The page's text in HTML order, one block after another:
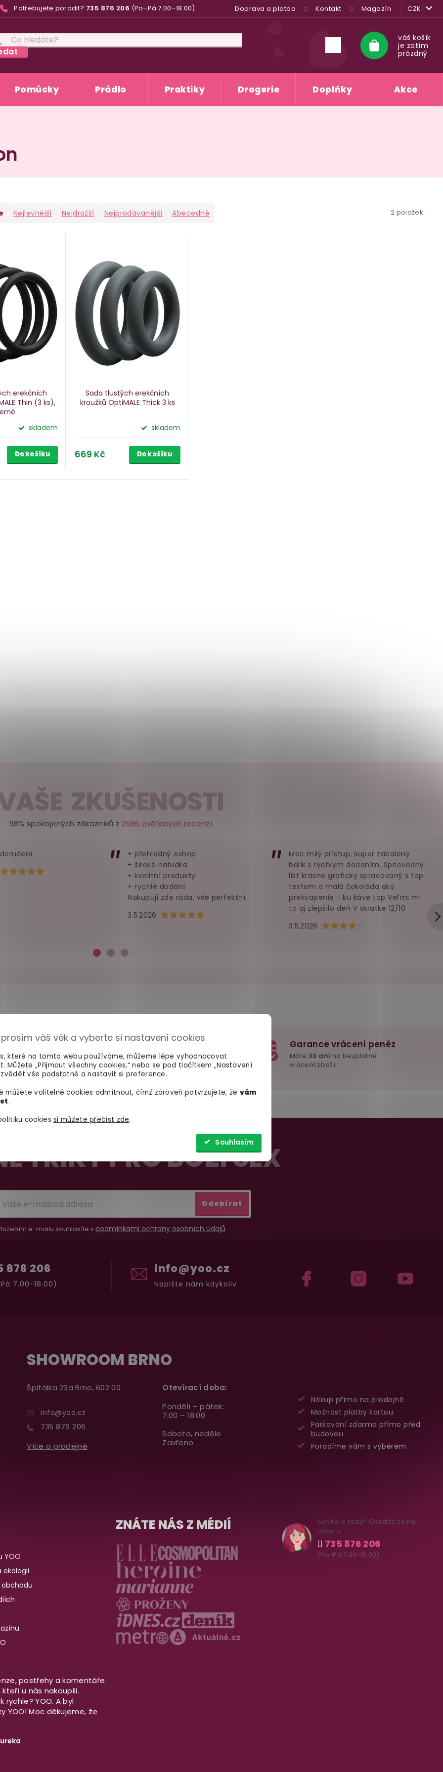
váš věk a vyberte si nastavení cookies.
které na tomto webu používáme, můžeme lépe vyhodnocovat
Můžete „Přijmout všechny cookies,“ nebo se pod tlačítkem „Nastavení
vše podstatné a nastavit si preference.
můžete volitelné cookies odmítnout, čímž zároveň potvrzujete, že vám
.
cookiessi můžete přečíst zde.
Souhlasím
Potřebujete poradit? 735 876 206 (Po–Pá 7.00–18.00) Doprava a platba Kontakt Magazín CZK
Nákupní
košík
váš košík
je zatím
prázdný
Pomůcky Prádlo Praktiky Drogerie Doplňky Akce
Nejlevnější Nejdražší Nejprodávanější Abecedně 2 položek
erekčních
Thin (3 ks),
skladem
Do košíku
Sada tlustých erekčních
kroužků OptiMALE Thick 3 ks
skladem
669 Kč Do košíku
ZKUŠENOSTI
98% spokojených zákazníků z2686 ověřených recenzí
Hodnocení obchodu je 5 z 5 hvězdiček.
Hodnocení obchodu je 5 z 5 hvězdiček.
3.5.2026
+ přehledný eshop
+ široká nabídka
+ kvalitní produkty
+ rychlé dodání
Nakupuji zde ráda, vše perfektní.
Hodnocení obchodu je 4 z 5
3.5.2026
Moc milý prístup, super zabalený
balík s rýchlym dodaním. Sprievodný
list krásne graficky spracovaný s top
textom a malá čokoláda ako
prekvapenie - ku káve top Veľmi mi
to aj zlepšilo deň V skratke 12/10
100% diskrétní balení
Nikdo nepozná, co jste si
objednali. Mrkněte,jak vypadá
balíček.
Dodání do 2. dne
Na rychlosti záleží! Vše důležité
máme skladem a okamžitě
odesíláme.
Garance vrácení peněz
Máte 30 dní na bezplatné
vrácení zboží
TRIKY PRO BOŽÍ SEX
e-mailu souhlasíte s podmínkami ochrany osobních údajů
Odebírat
info@yoo.cz
Napište nám kdykoliv
876 206
7.00-18.00)
SHOWROOM BRNO
Špitálka 23a Brno, 602 00
info@yoo.cz
735 876 206
Více o prodejně
Otevírací doba:
Pondělí – pátek:
7:00 – 18:00
Sobota, neděle
Zavřeno
Nákup přímo na prodejně
Možnost platby kartou
Parkování zdarma přímo před
budovou
Poradíme vám s výběrem
YOO
ekologii
ZNÁTE NÁS Z MÉDIÍ
Nevíte si rady? Obraťte se na
Jolanu
735 876 206
(Po-Pá 7.00-18.00)
postřehy a komentáře
u nás nakoupili.
rychle? YOO. A byl
YOO! Moc děkujeme, že